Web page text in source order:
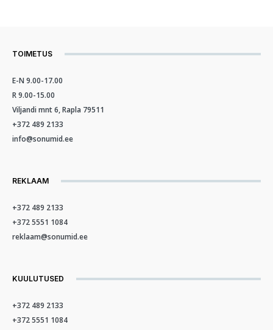
TOIMETUS
E-N 9.00-17.00
R 9.00-15.00
Viljandi mnt 6, Rapla 79511
+372 489 2133
info@sonumid.ee
REKLAAM
+372 489 2133
+372 5551 1084
reklaam@sonumid.ee
KUULUTUSED
+372 489 2133
+372 5551 1084